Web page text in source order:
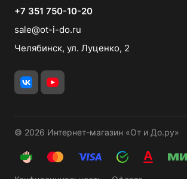
+7 351 750-10-20
sale@ot-i-do.ru
Челябинск, ул. Луценко, 2
© 2026 Интернет-магазин «От и До.ру»